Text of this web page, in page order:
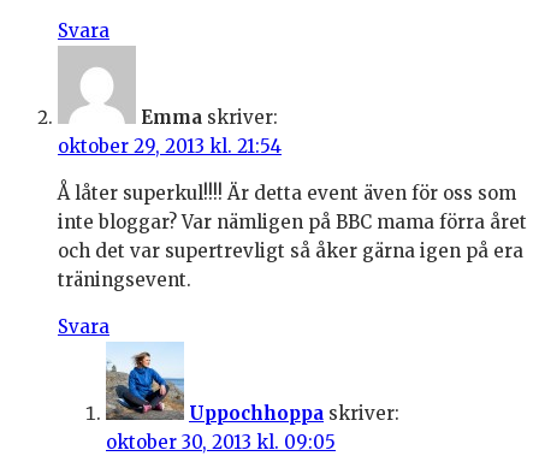
Svara
Emma skriver:
oktober 29, 2013 kl. 21:54
Å låter superkul!!!! Är detta event även för oss som
inte bloggar? Var nämligen på BBC mama förra året
och det var supertrevligt så åker gärna igen på era
träningsevent.
Svara
Uppochhoppa skriver:
oktober 30, 2013 kl. 09:05